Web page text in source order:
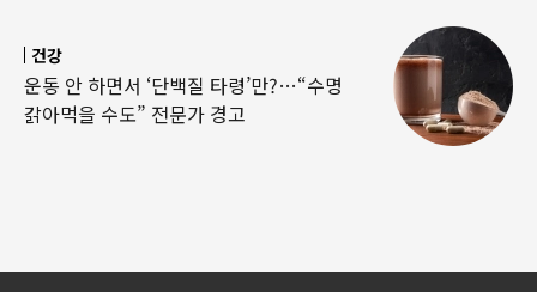
건강
운동 안 하면서 ‘단백질 타령’만?…“수명
갉아먹을 수도” 전문가 경고